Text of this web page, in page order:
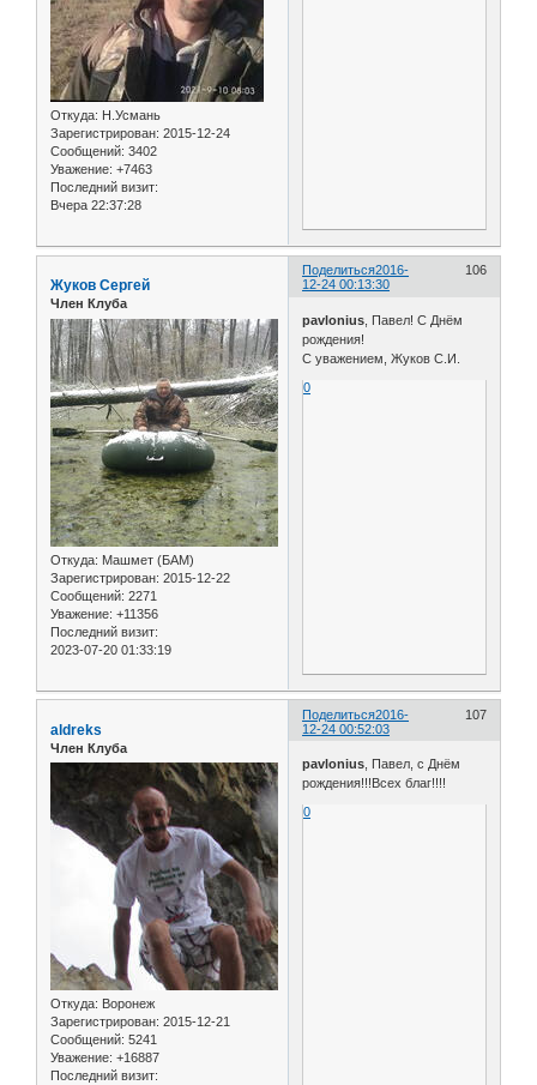
Откуда: Н.Усмань
Зарегистрирован: 2015-12-24
Сообщений: 3402
Уважение: +7463
Последний визит:
Вчера 22:37:28
Поделиться 106
2016-
12-24 00:13:30
Жуков Сергей
Член Клуба
Откуда: Машмет (БАМ)
Зарегистрирован: 2015-12-22
Сообщений: 2271
Уважение: +11356
Последний визит:
2023-07-20 01:33:19
pavlonius , Павел! С Днём
рождения!
С уважением, Жуков С.И.
0
Поделиться 107
2016-
12-24 00:52:03
aldreks
Член Клуба
Откуда: Воронеж
Зарегистрирован: 2015-12-21
Сообщений: 5241
Уважение: +16887
Последний визит:
pavlonius , Павел, с Днём
рождения!!!Всех благ!!!!
0